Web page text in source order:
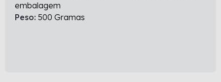
embalagem
Peso: 500 Gramas